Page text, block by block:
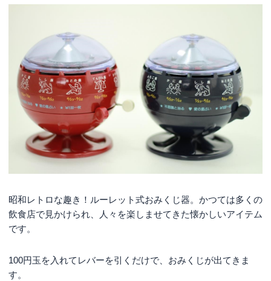
昭和レトロな趣き！ルーレット式おみくじ器。かつては多くの
飲食店で見かけられ、人々を楽しませてきた懐かしいアイテム
です。
100円玉を入れてレバーを引くだけで、おみくじが出てきま
す。